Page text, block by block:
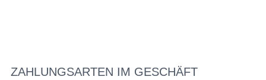
ZAHLUNGSARTEN IM GESCHÄFT